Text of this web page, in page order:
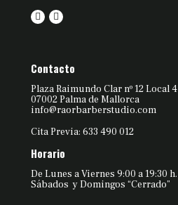
Contacto
Plaza Raimundo Clar nº 12 Local 4
07002 Palma de Mallorca
info@raorbarberstudio.com
Cita Previa: 633 490 012
Horario
De Lunes a Viernes 9:00 a 19:30 h.
Sábados y Domingos “Cerrado”